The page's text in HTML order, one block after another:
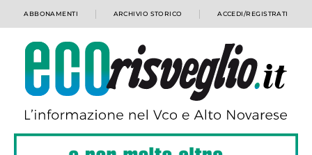
ABBONAMENTI ARCHIVIO STORICO ACCEDI/REGISTRATI